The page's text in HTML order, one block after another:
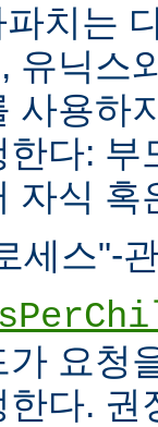
치는
유닉스
사용하
다: 부
자식 혹
세스"-
요청
다. 권